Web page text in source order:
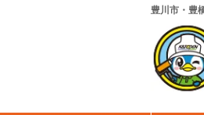
豊川市・豊